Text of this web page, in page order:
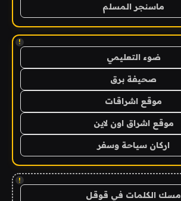
ماسنجر المسلم
!
ضوء التعليمي
صحيفة برق
موقع اشراقات
موقع اشراق اون لاين
اركان سياحة وسفر
!
مسك الكلمات في قوقل